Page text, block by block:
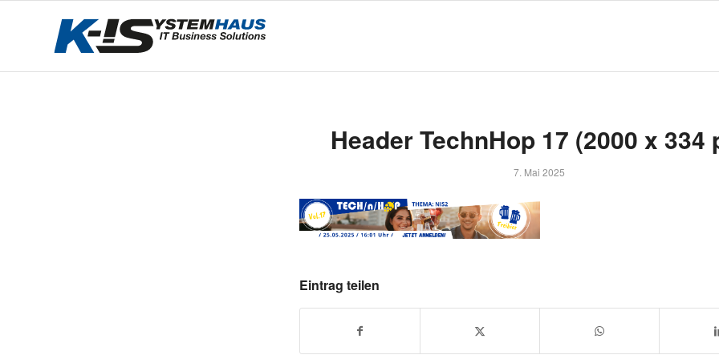
Header TechnHop 17 (2000 x 334
7. Mai 2025
Eintrag teilen